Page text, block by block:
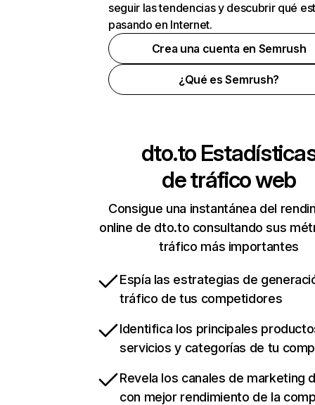
seguir las tendencias y descubrir qué
pasando en Internet.
Crea una cuenta en Semrush
¿Qué es Semrush?
dto.to
de tráfico web
Consigue una instantánea del
online de dto.to consultando sus
tráfico más importantes
Espía las estrategias de
tráfico de tus competidores
Identifica los principales
servicios y categorías de tu
Revela los canales de marketing
con mejor rendimiento de la